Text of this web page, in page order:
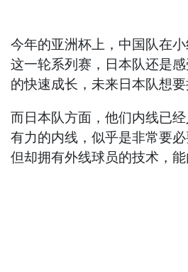
今年的亚洲杯上，中国队在
这一轮系列赛，日本队还是
的快速成长，未来日本队想
而日本队方面，他们内线已
有力的内线，似乎是非常要
但却拥有外线球员的技术，